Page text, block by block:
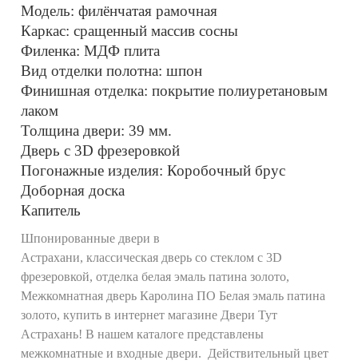
Модель: филёнчатая рамочная
Каркас: сращенный массив сосны
Филенка: МДФ плита
Вид отделки полотна: шпон
Финишная отделка: покрытие полиуретановым
лаком
Толщина двери: 39 мм.
Дверь с 3D фрезеровкой
Погонажные изделия: Коробочный брус
Доборная доска
Капитель
Шпонированные двери в
Астрахани, классическая дверь со стеклом с 3D
фрезеровкой, отделка белая эмаль патина золото,
Межкомнатная дверь Каролина ПО Белая эмаль патина
золото, купить в интернет магазине Двери Тут
Астрахань! В нашем каталоге представлены
межкомнатные и входные двери. Действительный цвет